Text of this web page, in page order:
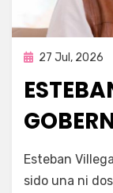
Publicada
27 Jul, 2026
por Fernando
Esteban
sido una ni